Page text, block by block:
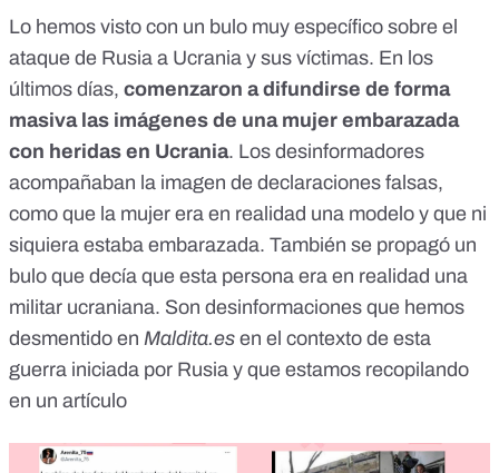
Lo hemos visto con un bulo muy específico sobre el
ataque de Rusia a Ucrania y sus víctimas. En los
últimos días, comenzaron a difundirse de forma
masiva las imágenes de una mujer embarazada
con heridas en Ucrania. Los desinformadores
acompañaban la imagen de declaraciones falsas,
como que la mujer era en realidad una modelo y que ni
siquiera estaba embarazada. También se propagó un
bulo que decía que esta persona era en realidad una
militar ucraniana. Son desinformaciones que hemos
desmentido en Maldita.es en el contexto de esta
guerra iniciada por Rusia y que estamos recopilando
en un artículo